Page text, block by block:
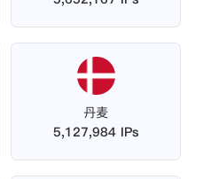
丹麦
5,127,984 IPs